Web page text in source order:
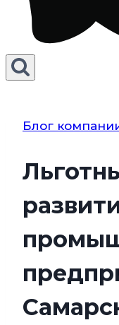
Блог